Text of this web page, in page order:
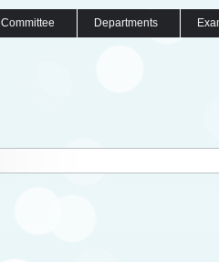
Committee Departments